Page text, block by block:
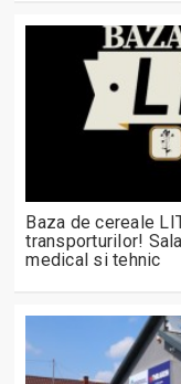
Baza de cereale
transporturilor!
medical si tehnic